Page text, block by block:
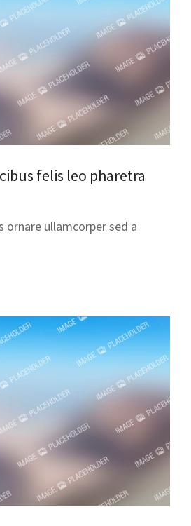
felis leo pharetra
ornare ullamcorper sed a